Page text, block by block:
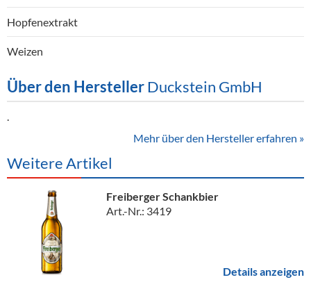
Hopfenextrakt
Weizen
Über den Hersteller Duckstein GmbH
Mehr über den Hersteller erfahren »
Weitere Artikel
Freiberger Schankbier
Art.-Nr.: 3419
Details anzeigen